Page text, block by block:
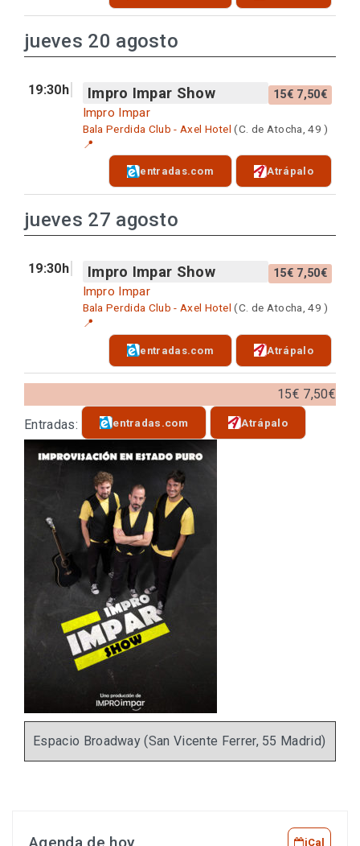
jueves 20 agosto
19:30h Impro Impar Show 15€ 7,50€
Impro Impar
Bala Perdida Club - Axel Hotel (C. de Atocha, 49 )
📍
entradas.com Atrápalo
jueves 27 agosto
19:30h Impro Impar Show 15€ 7,50€
Impro Impar
Bala Perdida Club - Axel Hotel (C. de Atocha, 49 )
📍
entradas.com Atrápalo
15€ 7,50€
Entradas:
entradas.com Atrápalo
Espacio Broadway (San Vicente Ferrer, 55 Madrid)
Agenda de hoy iCal